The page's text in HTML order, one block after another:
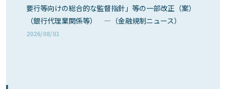
要行等向けの総合的な監督指針」等の一部改正（案）
（銀行代理業関係等） ―（金融規制ニュース）
2026/08/01